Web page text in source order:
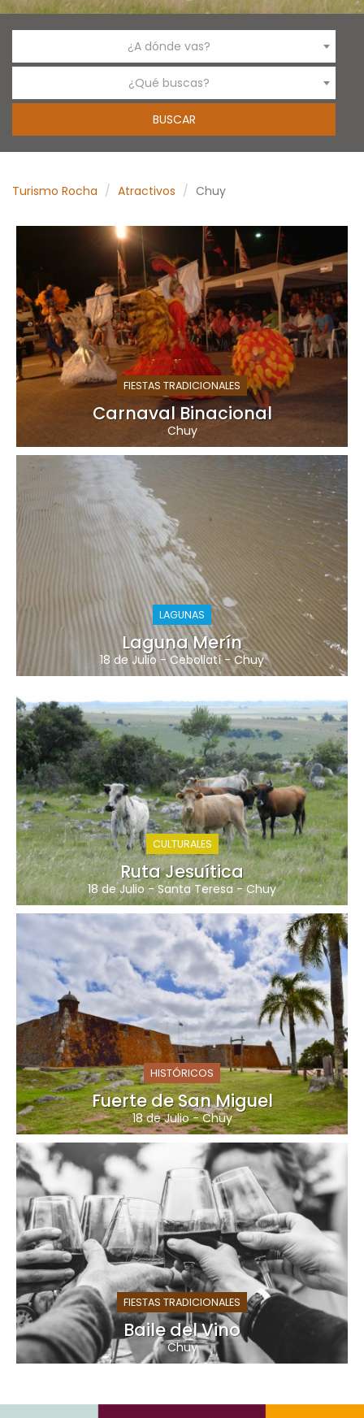
¿A dónde vas?
¿Qué buscas?
Turismo Rocha Atractivos Chuy
FIESTAS TRADICIONALES
Carnaval Binacional
Chuy
LAGUNAS
Laguna Merín
18 de Julio-Cebollatí-Chuy
CULTURALES
Ruta Jesuítica
18 de Julio-Santa Teresa-Chuy
HISTÓRICOS
Fuerte de San Miguel
18 de Julio-Chuy
FIESTAS TRADICIONALES
Baile del Vino
Chuy